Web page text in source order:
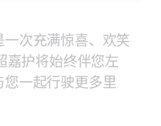
次充满惊喜、欢笑
嘉护将始终伴您左
您一起行驶更多里